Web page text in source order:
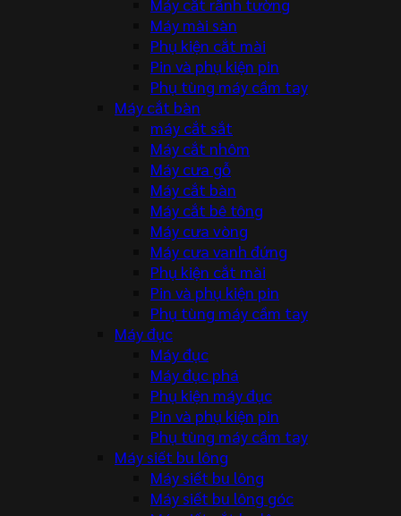
Máy cắt rãnh tường
Máy mài sàn
Phụ kiện cắt mài
Pin và phụ kiện pin
Phụ tùng máy cầm tay
Máy cắt bàn
máy cắt sắt
Máy cắt nhôm
Máy cưa gỗ
Máy cắt bàn
Máy cắt bê tông
Máy cưa vòng
Máy cưa vanh đứng
Phụ kiện cắt mài
Pin và phụ kiện pin
Phụ tùng máy cầm tay
Máy đục
Máy đục
Máy đục phá
Phụ kiện máy đục
Pin và phụ kiện pin
Phụ tùng máy cầm tay
Máy siết bu lông
Máy siết bu lông
Máy siết bu lông góc